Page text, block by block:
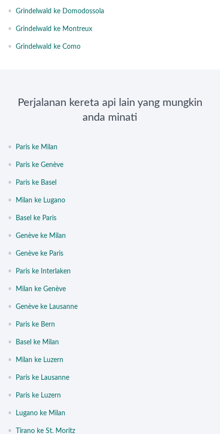
• Grindelwald ke Domodossola
• Grindelwald ke Montreux
• Grindelwald ke Como
Perjalanan kereta api lain yang mungkin
anda minati
• Paris ke Milan
• Paris ke Genève
• Paris ke Basel
• Milan ke Lugano
• Basel ke Paris
• Genève ke Milan
• Genève ke Paris
• Paris ke Interlaken
• Milan ke Genève
• Genève ke Lausanne
• Paris ke Bern
• Basel ke Milan
• Milan ke Luzern
• Paris ke Lausanne
• Paris ke Luzern
• Lugano ke Milan
• Tirano ke St. Moritz